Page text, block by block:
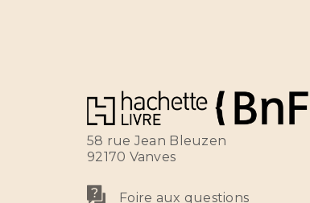
58 rue Jean Bleuzen
92170 Vanves
Foire aux questions